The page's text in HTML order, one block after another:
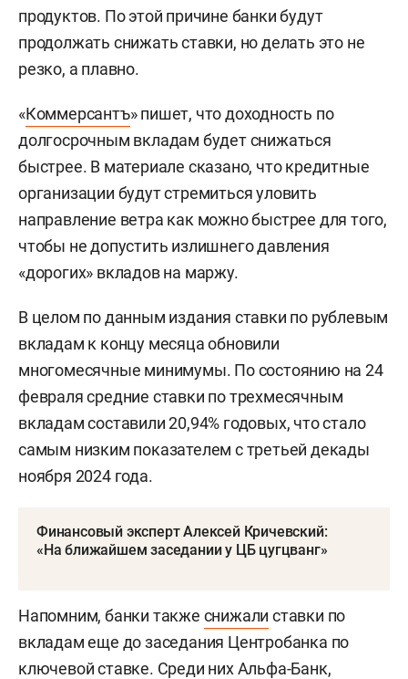
продуктов. По этой причине банки будут
продолжать снижать ставки, но делать это не
резко, а плавно.
«Коммерсантъ» пишет, что доходность по
долгосрочным вкладам будет снижаться
быстрее. В материале сказано, что кредитные
организации будут стремиться уловить
направление ветра как можно быстрее для того,
чтобы не допустить излишнего давления
«дорогих» вкладов на маржу.
В целом по данным издания ставки по рублевым
вкладам к концу месяца обновили
многомесячные минимумы. По состоянию на 24
февраля средние ставки по трехмесячным
вкладам составили 20,94% годовых, что стало
самым низким показателем с третьей декады
ноября 2024 года.
Финансовый эксперт Алексей Кричевский:
«На ближайшем заседании у ЦБ цугцванг»
Напомним, банки также снижали ставки по
вкладам еще до заседания Центробанка по
ключевой ставке. Среди них Альфа-Банк,